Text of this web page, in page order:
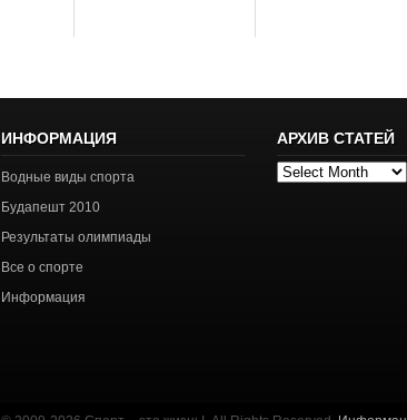
ИНФОРМАЦИЯ
Водные виды спорта
Будапешт 2010
Результаты олимпиады
Все о спорте
Информация
АРХИВ СТАТЕЙ
Архив